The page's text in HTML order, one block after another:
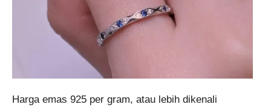
Harga emas 925 per gram, atau lebih dikenali